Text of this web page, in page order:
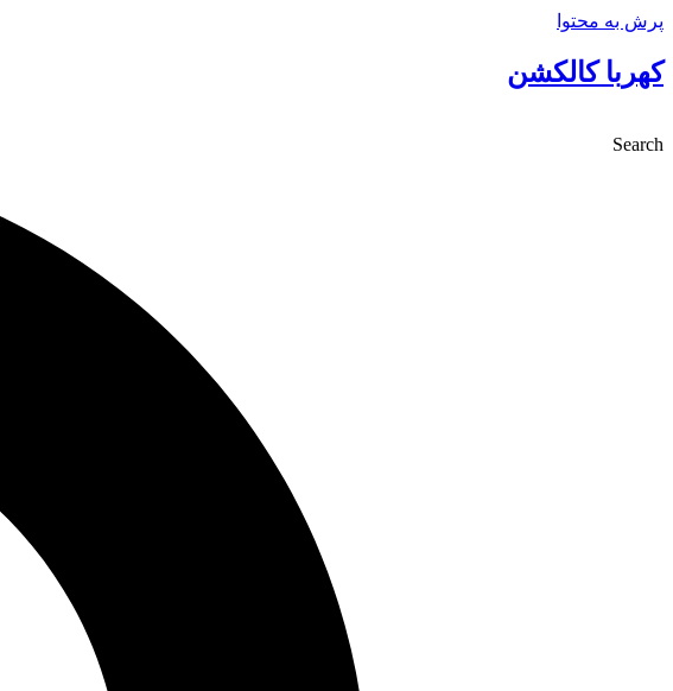
پرش به محتوا
کهربا کالکشن
Search